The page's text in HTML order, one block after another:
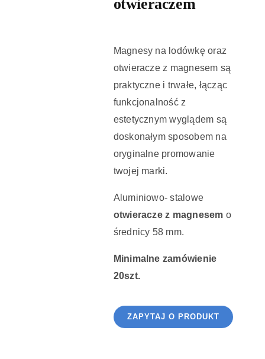
otwieraczem
Magnesy na lodówkę oraz
otwieracze z magnesem są
praktyczne i trwałe, łącząc
funkcjonalność z
estetycznym wyglądem są
doskonałym sposobem na
oryginalne promowanie
twojej marki.
Aluminiowo- stalowe
otwieracze z magnesem o
średnicy 58 mm.
Minimalne zamówienie
20szt.
ZAPYTAJ O PRODUKT